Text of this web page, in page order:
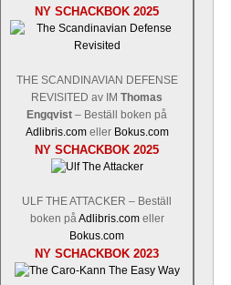
NY SCHACKBOK 2025
THE SCANDINAVIAN DEFENSE
REVISITED av IM Thomas
Engqvist – Beställ boken på
Adlibris.comeller Bokus.com
NY SCHACKBOK 2025
ULF THE ATTACKER – Beställ
boken påAdlibris.comeller
Bokus.com
NY SCHACKBOK 2023